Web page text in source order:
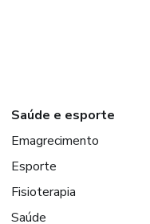
Saúde e esporte
Emagrecimento
Esporte
Fisioterapia
Saúde